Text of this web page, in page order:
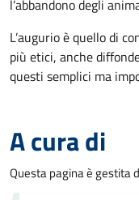
l’abbandono degli
L’augurio è quello di
più etici, anche
questi semplici ma
A cura di
Questa pagina è gestita